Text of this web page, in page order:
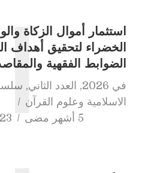
استثمار أموال الزكاة
الخضراء لتحقيق أهداف
الضوابط الفقهية
في 2026
, العدد الثاني,
الاسلامية وعلوم القرآن
5 أشهر مضى
23 viewsا